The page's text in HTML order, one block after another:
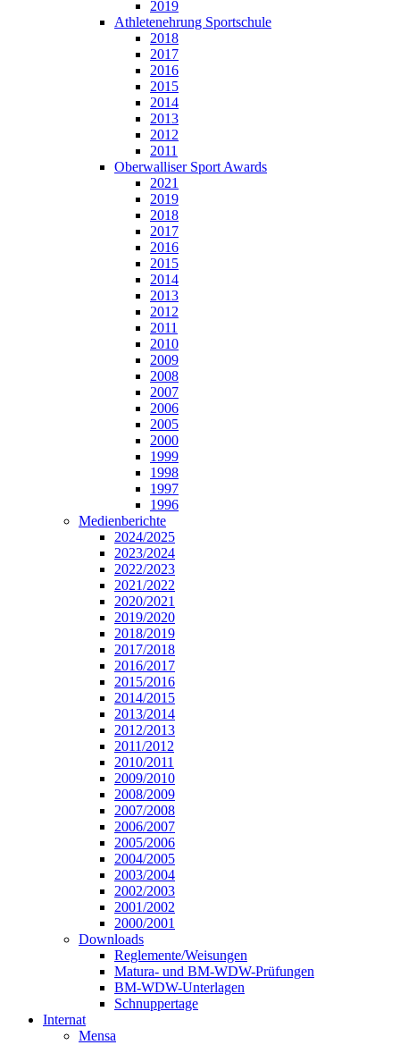
2019
Athletenehrung Sportschule
2018
2017
2016
2015
2014
2013
2012
2011
Oberwalliser Sport Awards
2021
2019
2018
2017
2016
2015
2014
2013
2012
2011
2010
2009
2008
2007
2006
2005
2000
1999
1998
1997
1996
Medienberichte
2024/2025
2023/2024
2022/2023
2021/2022
2020/2021
2019/2020
2018/2019
2017/2018
2016/2017
2015/2016
2014/2015
2013/2014
2012/2013
2011/2012
2010/2011
2009/2010
2008/2009
2007/2008
2006/2007
2005/2006
2004/2005
2003/2004
2002/2003
2001/2002
2000/2001
Downloads
Reglemente/Weisungen
Matura- und BM-WDW-Prüfungen
BM-WDW-Unterlagen
Schnuppertage
Internat
Mensa